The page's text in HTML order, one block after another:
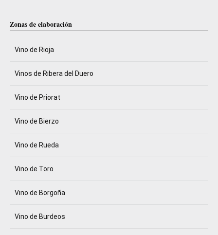
Zonas de elaboración
Vino de Rioja
Vinos de Ribera del Duero
Vino de Priorat
Vino de Bierzo
Vino de Rueda
Vino de Toro
Vino de Borgoña
Vino de Burdeos